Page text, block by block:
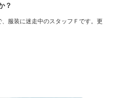
？
服装に迷走中のスタッフＦです。更